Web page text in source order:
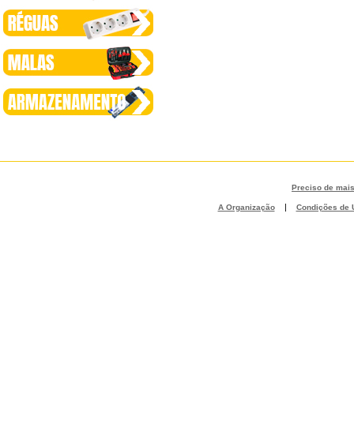
Preciso de
A Organização | Condições de